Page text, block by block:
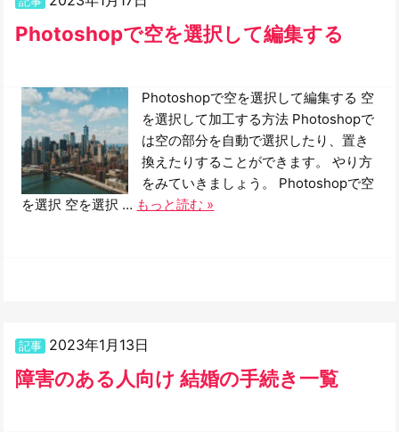
Photoshopで空を選択して編集する
Photoshopで空を選択して編集する 空
を選択して加工する方法 Photoshopで
は空の部分を自動で選択したり、置き
換えたりすることができます。 やり方
をみていきましょう。 Photoshopで空
を選択 空を選択 … もっと読む »
記事 2023年1月13日
障害のある人向け 結婚の手続き一覧